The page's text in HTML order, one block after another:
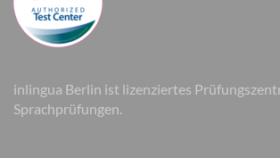
inlingua Berlin ist lizenziertes
Sprachprüfungen.